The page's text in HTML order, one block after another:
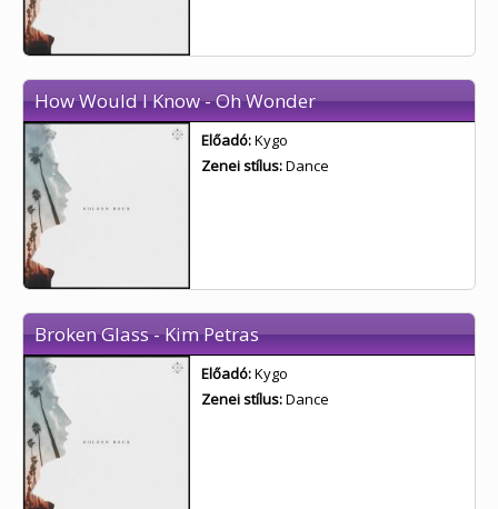
How Would I Know - Oh Wonder
Előadó:Kygo
Zenei stílus:Dance
Broken Glass - Kim Petras
Előadó:Kygo
Zenei stílus:Dance